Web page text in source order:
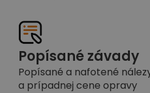
Popísané závady
Popísané a nafotené
a prípadnej cene opravy